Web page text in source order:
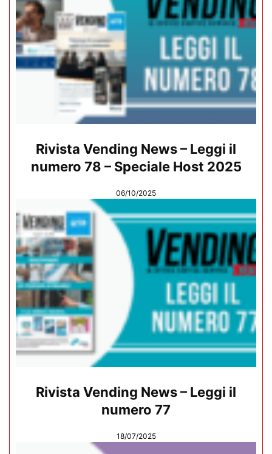
Rivista Vending News – Leggi il
numero 78 – Speciale Host 2025
06/10/2025
Rivista Vending News – Leggi il
numero 77
18/07/2025